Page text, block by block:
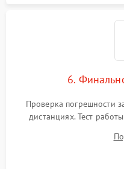
6.
Проверка погрешности
дистанциях. Тест
термограмм в память и
автономности работы